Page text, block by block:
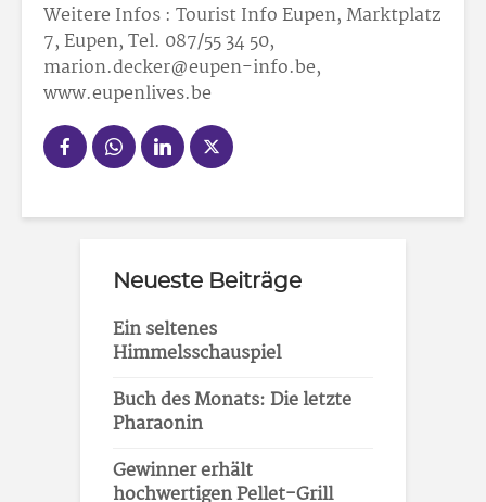
Weitere Infos : Tourist Info Eupen, Marktplatz
7, Eupen, Tel. 087/55 34 50,
marion.decker@eupen-info.be,
www.eupenlives.be
Neueste Beiträge
Ein seltenes
Himmelsschauspiel
Buch des Monats: Die letzte
Pharaonin
Gewinner erhält
hochwertigen Pellet-Grill